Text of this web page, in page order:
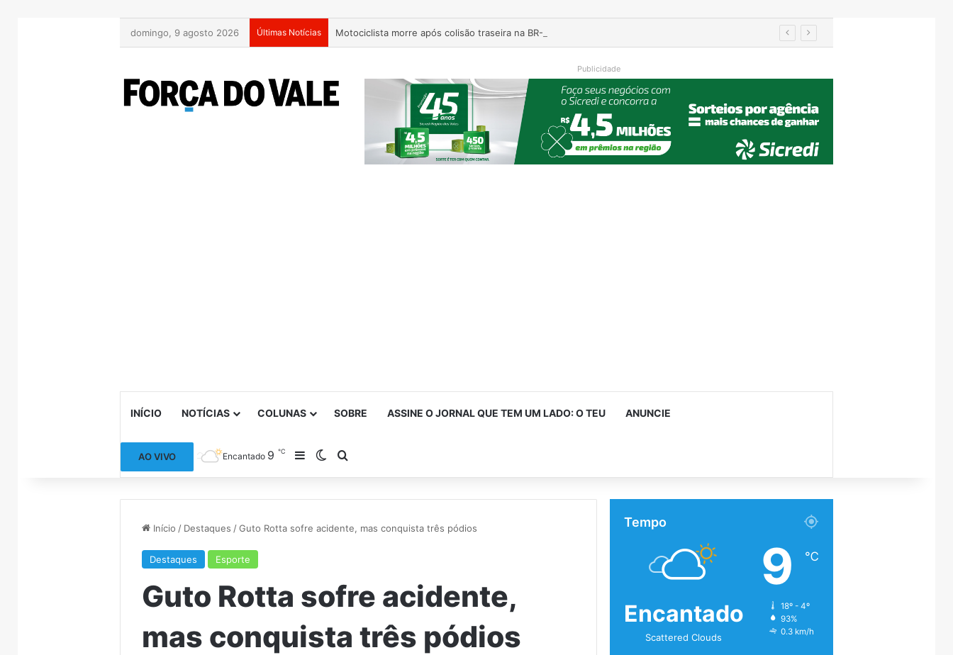
domingo, 9 agosto 2026 Últimas Notícias Motociclista morre após colisão traseira na BR-386, em Triunfo
Publicidade
INÍCIO NOTÍCIAS COLUNAS SOBRE ASSINE O JORNAL QUE TEM UM LADO: O TEU ANUNCIE
AO VIVO Encantado 9℃ Barra Lateral
Switch skin
Início / Destaques / Guto Rotta sofre acidente, mas conquista três pódios
Destaques Esporte
Guto Rotta sofre acidente,
mas conquista três pódios
Tempo
Encantado
Scattered Clouds
9 ℃
18º - 4º
93%
0.3 km/h